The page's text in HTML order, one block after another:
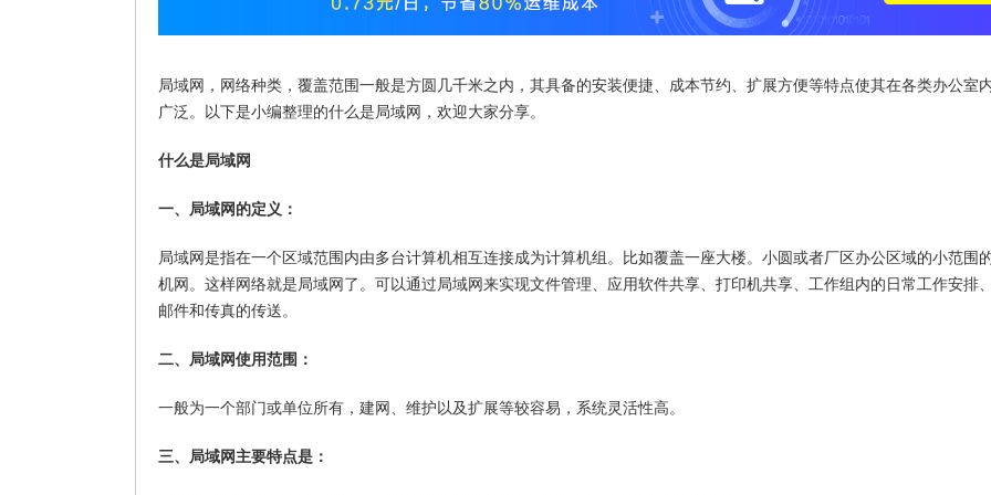
局域网，网络种类，覆盖范围一般是方圆几千米之内，其具备的安装便捷、成本节约、扩展方便等特点使其在各类办公室
广泛。以下是小编整理的什么是局域网，欢迎大家分享。
什么是局域网
一、局域网的定义：
局域网是指在一个区域范围内由多台计算机相互连接成为计算机组。比如覆盖一座大楼。小圆或者厂区办公区域的小范围
机网。这样网络就是局域网了。可以通过局域网来实现文件管理、应用软件共享、打印机共享、工作组内的日常工作安排
邮件和传真的传送。
二、局域网使用范围：
一般为一个部门或单位所有，建网、维护以及扩展等较容易，系统灵活性高。
三、局域网主要特点是：